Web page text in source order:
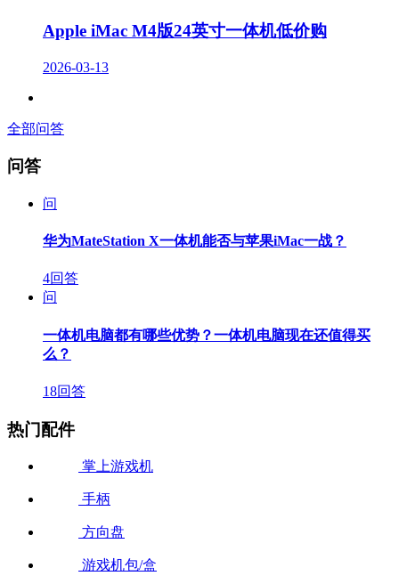
Apple iMac M4版24英寸一体机低价购
2026-03-13
全部问答
问答
问
华为MateStation X一体机能否与苹果iMac一战？
4回答
问
一体机电脑都有哪些优势？一体机电脑现在还值得买
么？
18回答
热门配件
掌上游戏机
手柄
方向盘
游戏机包/盒